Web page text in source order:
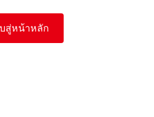
สู่หน้าหลัก